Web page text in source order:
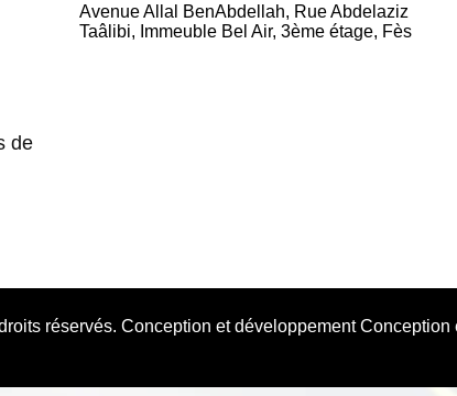
de
Avenue Allal BenAbdellah, Rue Abdelaziz
Taâlibi, Immeuble Bel Air, 3ème étage, Fès
réservés. Conception et développement